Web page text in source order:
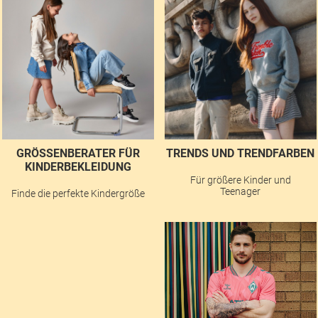
GRÖSSENBERATER FÜR K
INDERBEKLEIDUNG
Finde die perfekte Kindergröße
TRENDS UND TRENDFARBEN
Für größere Kinder und
Teenager